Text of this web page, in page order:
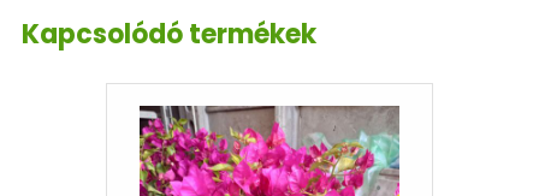
Kapcsolódó termékek